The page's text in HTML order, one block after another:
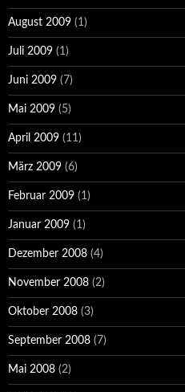
August 2009 (1)
Juli 2009 (1)
Juni 2009 (7)
Mai 2009 (5)
April 2009 (11)
März 2009 (6)
Februar 2009 (1)
Januar 2009 (1)
Dezember 2008 (4)
November 2008 (2)
Oktober 2008 (3)
September 2008 (7)
Mai 2008 (2)